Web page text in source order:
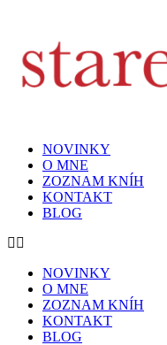
NOVINKY
O MNE
ZOZNAM KNÍH
KONTAKT
BLOG
NOVINKY
O MNE
ZOZNAM KNÍH
KONTAKT
BLOG